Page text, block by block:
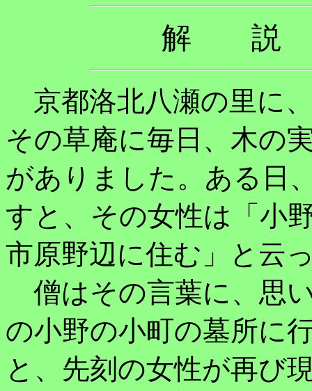
解 説
京都洛北八瀬の里に
その草庵に毎日、木の
がありました。ある日
すと、その女性は「小
市原野辺に住む」と云
僧はその言葉に、思
の小野の小町の墓所に
と、先刻の女性が再び